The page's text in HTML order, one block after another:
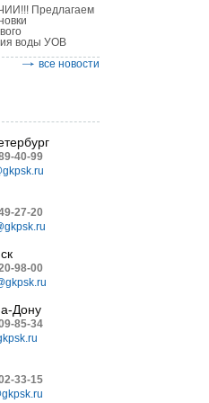
Предлагаем
воды УОВ
все новости
40-99
27-20
98-00
Дону
85-34
33-15